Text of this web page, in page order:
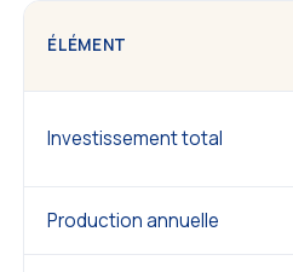
ÉLÉMENT
Investissement total
Production annuelle